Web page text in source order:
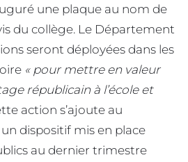
une plaque au nom de
du collège. Le Département
seront déployées dans les
« pour mettre en valeur
républicain à l’école et
action s’ajoute au
dispositif mis en place
au dernier trimestre